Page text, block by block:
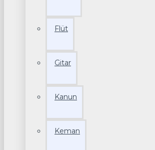
Flüt
Gitar
Kanun
Keman